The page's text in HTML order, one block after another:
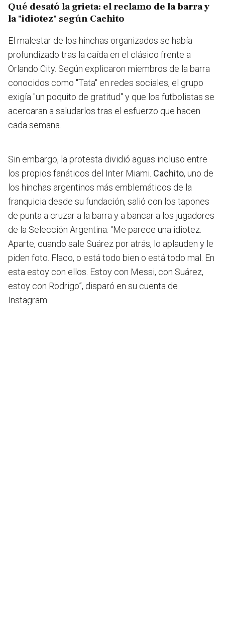
Qué desató la grieta: el reclamo de la barra y
la "idiotez" según Cachito
El malestar de los hinchas organizados se había
profundizado tras la caída en el clásico frente a
Orlando City. Según explicaron miembros de la barra
conocidos como "Tata" en redes sociales, el grupo
exigía "un poquito de gratitud" y que los futbolistas se
acercaran a saludarlos tras el esfuerzo que hacen
cada semana.
Sin embargo, la protesta dividió aguas incluso entre
los propios fanáticos del Inter Miami. Cachito, uno de
los hinchas argentinos más emblemáticos de la
franquicia desde su fundación, salió con los tapones
de punta a cruzar a la barra y a bancar a los jugadores
de la Selección Argentina: “Me parece una idiotez.
Aparte, cuando sale Suárez por atrás, lo aplauden y le
piden foto. Flaco, o está todo bien o está todo mal. En
esta estoy con ellos. Estoy con Messi, con Suárez,
estoy con Rodrigo”, disparó en su cuenta de
Instagram.